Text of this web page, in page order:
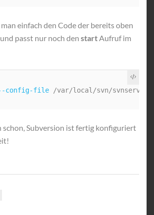
einfach den Code der bereits oben
passt nur noch den startAufruf im
config-file /var/local/svn/
schon, Subversion ist fertig konfiguriert